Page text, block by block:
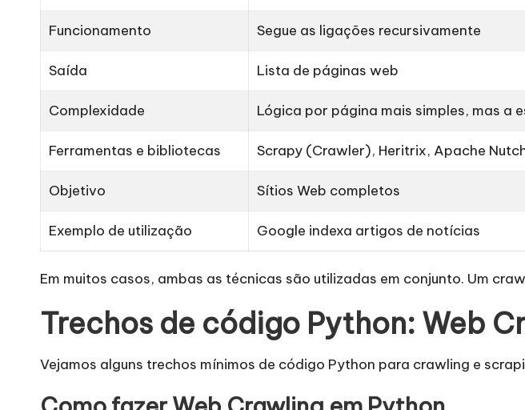
e
y
P
r
o
x
y
Funcionamento Segue as ligações recursivamente
Saída Lista de páginas web
Complexidade Lógica por página mais simples, mas a
Ferramentas e bibliotecas Scrapy (Crawler), Heritrix, Apache
Objetivo Sítios Web completos
Exemplo de utilização Google indexa artigos de notícias
Em muitos casos, ambas as técnicas são utilizadas em conjunto. Um
Trechos de código Python: Web
Vejamos alguns trechos mínimos de código Python para crawling e